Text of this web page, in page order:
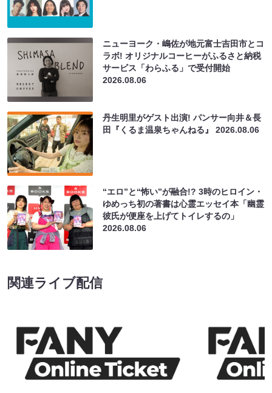
ニューヨーク・嶋佐が地元富士吉田市とコ
ラボ! オリジナルコーヒーがふるさと納税
サービス「わらふる」で受付開始
2026.08.06
丹生明里がゲスト出演! パンサー向井＆長
田『くるま温泉ちゃんねる』2026.08.06
“エロ”と“怖い”が融合!? 3時のヒロイン・
ゆめっち初の著書は心霊エッセイ本「幽霊
彼氏が便座を上げてトイレするの」
2026.08.06
関連ライブ配信